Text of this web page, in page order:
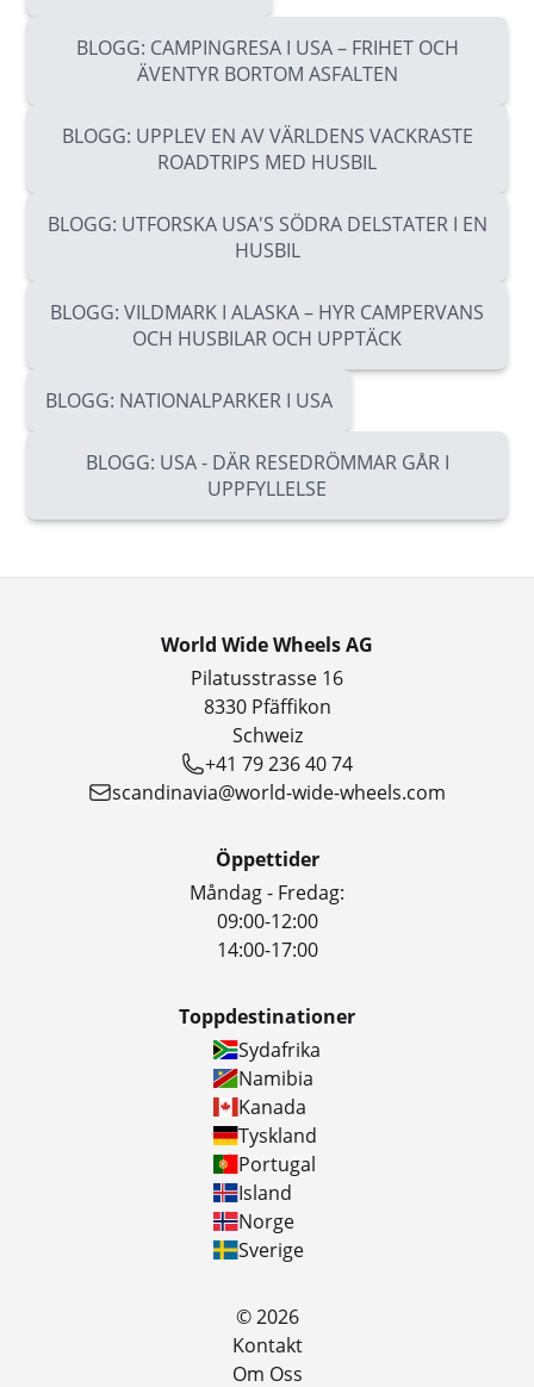
BLOGG: CAMPINGRESA I USA – FRIHET OCH
ÄVENTYR BORTOM ASFALTEN
BLOGG: UPPLEV EN AV VÄRLDENS VACKRASTE
ROADTRIPS MED HUSBIL
BLOGG: UTFORSKA USA'S SÖDRA DELSTATER I EN
HUSBIL
BLOGG: VILDMARK I ALASKA – HYR CAMPERVANS
OCH HUSBILAR OCH UPPTÄCK
BLOGG: NATIONALPARKER I USA
BLOGG: USA - DÄR RESEDRÖMMAR GÅR I
UPPFYLLELSE
World Wide Wheels AG
Pilatusstrasse 16
8330 Pfäffikon
Schweiz
+41 79 236 40 74
scandinavia@world-wide-wheels.com
Öppettider
Måndag - Fredag:
09:00-12:00
14:00-17:00
Toppdestinationer
Sydafrika
Namibia
Kanada
Tyskland
Portugal
Island
Norge
Sverige
© 2026
Kontakt
Om Oss